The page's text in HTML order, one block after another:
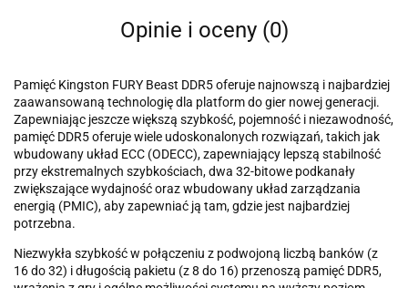
Opinie i oceny (0)
Pamięć Kingston FURY Beast DDR5 oferuje najnowszą i najbardziej
zaawansowaną technologię dla platform do gier nowej generacji.
Zapewniając jeszcze większą szybkość, pojemność i niezawodność,
pamięć DDR5 oferuje wiele udoskonalonych rozwiązań, takich jak
wbudowany układ ECC (ODECC), zapewniający lepszą stabilność
przy ekstremalnych szybkościach, dwa 32-bitowe podkanały
zwiększające wydajność oraz wbudowany układ zarządzania
energią (PMIC), aby zapewniać ją tam, gdzie jest najbardziej
potrzebna.
Niezwykła szybkość w połączeniu z podwojoną liczbą banków (z
16 do 32) i długością pakietu (z 8 do 16) przenoszą pamięć DDR5,